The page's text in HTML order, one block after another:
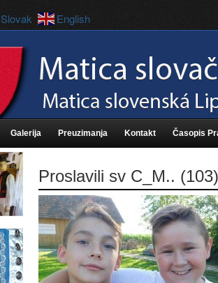
Galerija Preuzimanja Kontakt Časopis
Proslavili sv C_M.. (103)
Slovak English